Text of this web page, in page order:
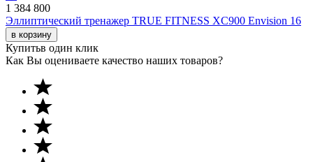
1 384 800
Эллиптический тренажер TRUE FITNESS XС900 Envision 16
в корзину
Купитьв один клик
Как Вы оцениваете качество наших товаров?